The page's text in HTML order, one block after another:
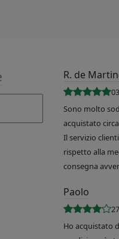
R. de
Sono molto
acquistato
Il servizio
rispetto alla
consegna
Paolo
Ho acquistato